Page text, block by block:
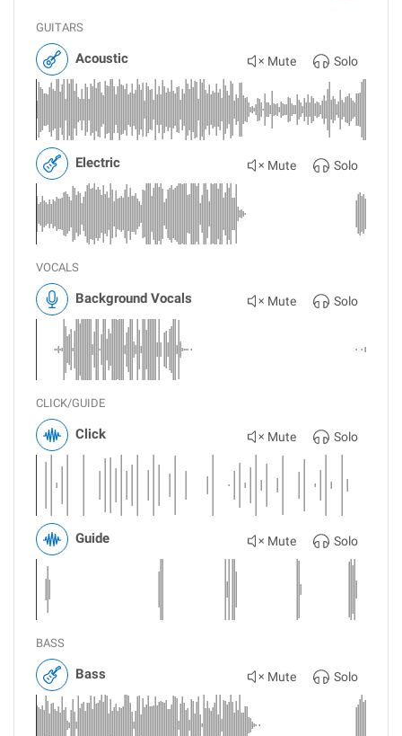
GUITARS
Acoustic Mute Solo
Electric Mute Solo
VOCALS
Background Vocals Mute Solo
CLICK/GUIDE
Click Mute Solo
Guide Mute Solo
BASS
Bass Mute Solo